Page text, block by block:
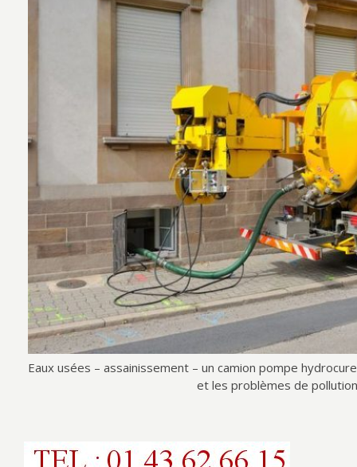
Eaux usées – assainissement – un camion pompe
et les problèmes de